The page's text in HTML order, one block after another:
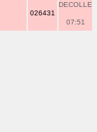
026431
DECOLLE
07:51